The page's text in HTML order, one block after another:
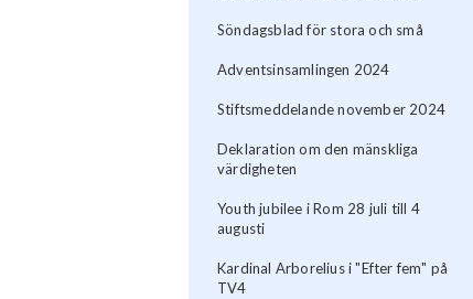
Söndagsblad för stora och små
Adventsinsamlingen 2024
Stiftsmeddelande november 2024
Deklaration om den mänskliga
värdigheten
Youth jubilee i Rom 28 juli till 4
augusti
Kardinal Arborelius i "Efter fem" på
TV4